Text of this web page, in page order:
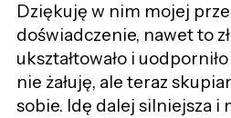
Dziękuję w nim mojej
doświadczenie, nawet to
ukształtowało i
nie żałuję, ale teraz
sobie. Idę dalej silniejsza i